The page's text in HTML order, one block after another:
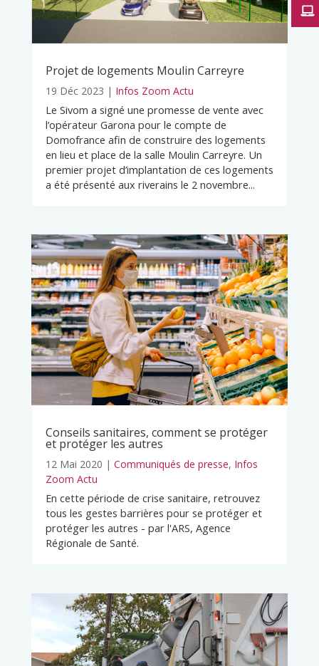
Projet de logements Moulin Carreyre
19 Déc 2023 | Infos Zoom Actu
Le Sivom a signé une promesse de vente avec
l’opérateur Garona pour le compte de
Domofrance afin de construire des logements
en lieu et place de la salle Moulin Carreyre. Un
premier projet d’implantation de ces logements
a été présenté aux riverains le 2 novembre...
Conseils sanitaires, comment se protéger
et protéger les autres
12 Mai 2020 | Communiqués de presse, Infos
Zoom Actu
En cette période de crise sanitaire, retrouvez
tous les gestes barrières pour se protéger et
protéger les autres - par l'ARS, Agence
Régionale de Santé.